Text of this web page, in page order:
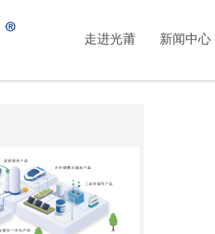
走进光莆 新闻中心